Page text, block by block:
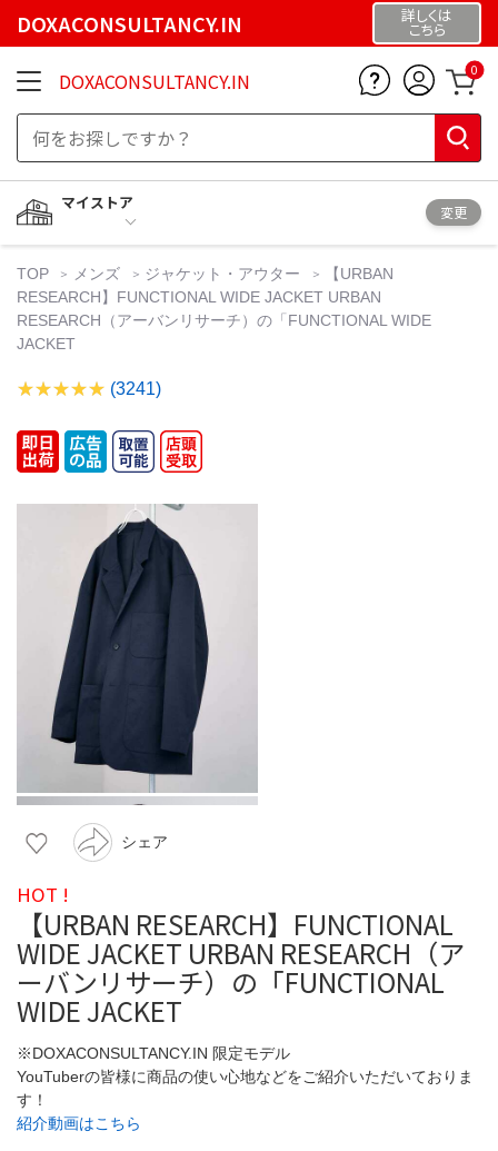
DOXACONSULTANCY.IN 詳しくは
こちら
DOXACONSULTANCY.IN 0
マイストア
変更
TOP メンズ ジャケット・アウター
【URBAN
RESEARCH】FUNCTIONAL WIDE JACKET URBAN
RESEARCH（アーバンリサーチ）の「FUNCTIONAL WIDE
JACKET
(3241)
シェア
HOT !
【URBAN RESEARCH】FUNCTIONAL
WIDE JACKET URBAN RESEARCH（ア
ーバンリサーチ）の「FUNCTIONAL
WIDE JACKET
※DOXACONSULTANCY.IN 限定モデル
YouTuberの皆様に商品の使い心地などをご紹介いただいておりま
す！
紹介動画はこちら